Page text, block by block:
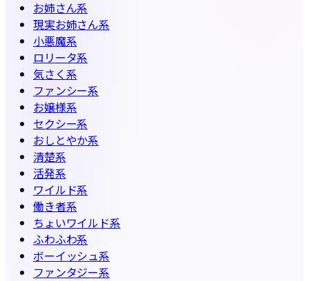
お姉さん系
現実お姉さん系
小悪魔系
ロリータ系
気さく系
ファンシー系
お嬢様系
セクシー系
おしとやか系
清楚系
活発系
ワイルド系
働き者系
ちょいワイルド系
ふわふわ系
ボーイッシュ系
ファンタジー系